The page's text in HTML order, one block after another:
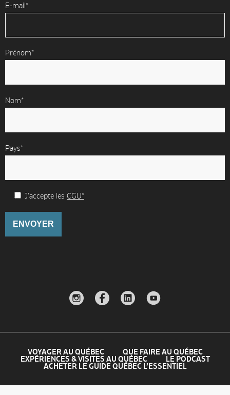
E-mail*
Prénom*
Nom*
Pays*
J'accepte les CGU*
VOYAGER AU QUÉBEC
QUE FAIRE AU QUÉBEC
EXPÉRIENCES & VISITES AU QUÉBEC
LE PODCAST
ACHETER LE GUIDE QUÉBEC L’ESSENTIEL